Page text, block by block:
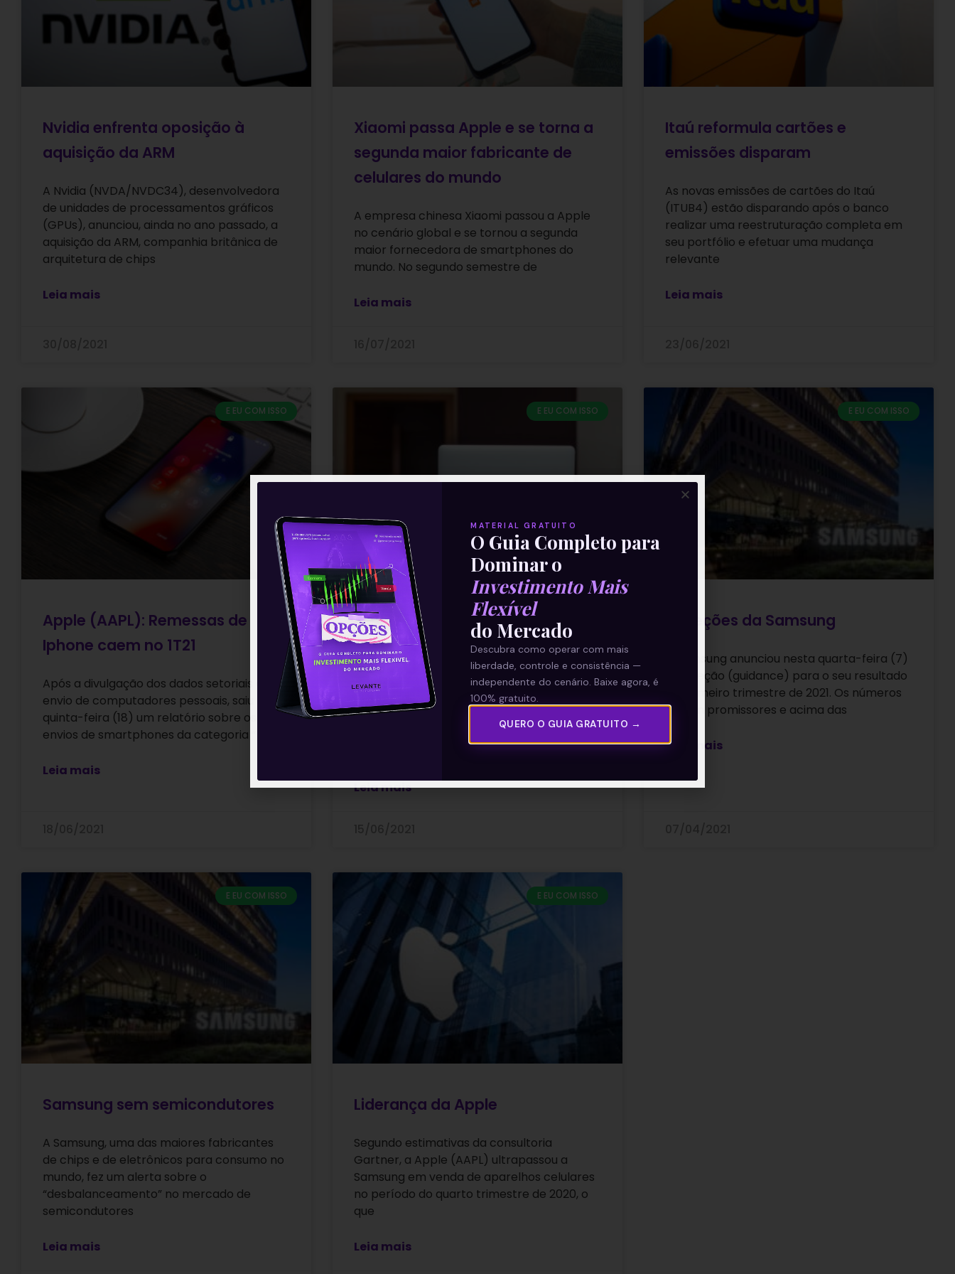
Nvidia enfrenta oposição à
aquisição da ARM
A Nvidia (NVDA/NVDC34), desenvolvedora
de unidades de processamentos gráficos
(GPUs), anunciou, ainda no ano passado, a
aquisição da ARM, companhia britânica de
arquitetura de chips
Leia mais
Xiaomi passa Apple e se torna a
segunda maior fabricante de
celulares do mundo
A empresa chinesa Xiaomi passou a Apple
no cenário global e se tornou a segunda
maior fornecedora de smartphones do
mundo. No segundo semestre de
Leia mais
Itaú reformula cartões e
emissões disparam
As novas emissões de cartões do Itaú
(ITUB4) estão disparando após o banco
realizar uma reestruturação completa em
seu portfólio e efetuar uma mudança
relevante
Leia mais
E EU COM ISSO
Apple (AAPL): Remessas de
Iphone caem no 1T21
Após a divulgação dos dados setoriais de
envio de computadores pessoais, saiu nesta
quinta-feira (18) um relatório sobre os
envios de smartphones da categoria “5G”
Leia mais
E EU COM ISSO
Aumento nas vendas de
computadores da Apple
Segundo informações de relatórios setoriais
específicos, as remessas de computadores
nos Estados Unidos aumentaram 73% no
primeiro trimestre deste ano em relação ao
Leia mais
E EU COM ISSO
Projeções da Samsung
A Samsung anunciou nesta quarta-feira (7)
a projeção (guidance) para o seu resultado
do primeiro trimestre de 2021. Os números
vieram promissores e acima das
Leia mais
E EU COM ISSO
Samsung sem semicondutores
A Samsung, uma das maiores fabricantes
de chips e de eletrônicos para consumo no
mundo, fez um alerta sobre o
“desbalanceamento” no mercado de
semicondutores
Leia mais
E EU COM ISSO
Liderança da Apple
Segundo estimativas da consultoria
Gartner, a Apple (AAPL) ultrapassou a
Samsung em venda de aparelhos celulares
no período do quarto trimestre de 2020, o
que
Leia mais
MATERIAL GRATUITO
O Guia Completo para
Dominar o
Investimento Mais
Flexível
do Mercado
Descubra como operar com mais
liberdade, controle e consistência —
independente do cenário. Baixe agora, é
100% gratuito.
QUERO O GUIA GRATUITO →